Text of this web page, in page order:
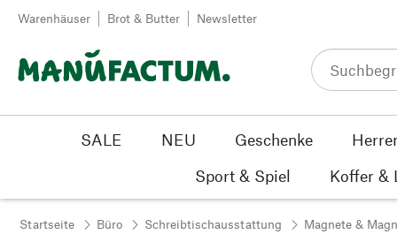
Zum Inhalt springen
Warenhäuser Brot & Butter Newsletter
SALE NEU Geschenke
Sport & Spiel
Koffer &
Startseite Büro Schreibtischausstattung Magnete &